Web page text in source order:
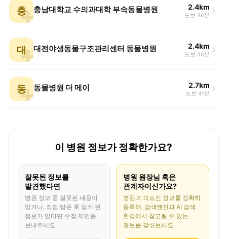
충 충남대학교 수의과대학 부속동물병원 2.4km
도보 36분
대 대전야생동물구조관리센터 동물병원 2.4km
도보 36분
동 동물병원 더 메이 2.7km
도보 41분
이 병원 정보가 정확한가요?
잘못된 정보를
발견했다면
병원 정보 중 잘못된 내용이
있거나, 직접 방문 후 알게 된
정보가 있다면 수정 제안을
보내주세요.
병원 원장님 혹은
관계자이신가요?
병원과 의료진 정보를 정확히
등록해, 검색엔진과 AI 검색
환경에서 참고될 수 있는
정보를 갖춰보세요.